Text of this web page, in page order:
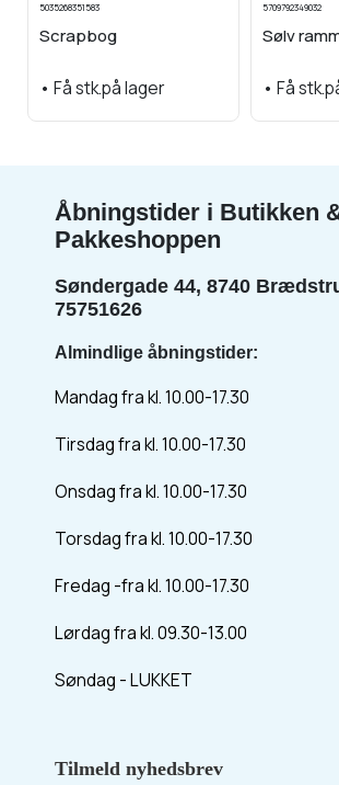
5035268351583
Scrapbog
• Få stk.på lager
5709792349032
Sølv
• Få
Åbningstider i Butikken
Pakkeshoppen
Søndergade 44, 8740
75751626
Almindlige åbningstider:
Mandag fra kl. 10.00-17.30
Tirsdag fra kl. 10.00-17.30
Onsdag fra kl. 10.00-17.30
Torsdag fra kl. 10.00-17.30
Fredag -fra kl. 10.00-17.30
Lørdag fra kl. 09.30-13.00
Søndag - LUKKET
Tilmeld nyhedsbrev